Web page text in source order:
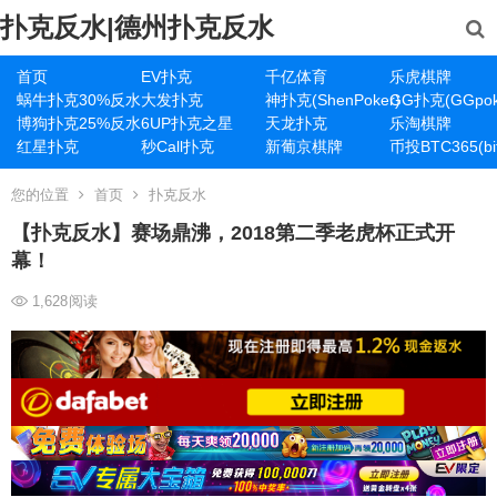
扑克反水|德州扑克反水
首页 EV扑克 千亿体育
乐虎棋牌
蜗牛扑克30%反水大发扑克 神扑克(ShenPoker)GG扑克
博狗扑克25%反水6UP扑克之星 天龙扑克
乐淘棋牌
红星扑克
秒Call扑克 新葡京棋牌 币投
您的位置 首页 扑克反水
【扑克反水】赛场鼎沸，2018第二季老虎杯正式开
幕！
1,628阅读